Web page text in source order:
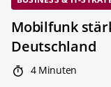
Mobilfunk
Deutschland
4 Minuten